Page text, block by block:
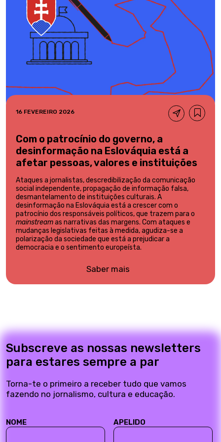
16 FEVEREIRO 2026
Com o patrocínio do governo, a
desinformação na Eslováquia está a
afetar pessoas, valores e instituições
Ataques a jornalistas, descredibilização da comunicação
social independente, propagação de informação falsa,
desmantelamento de instituições culturais. A
desinformação na Eslováquia está a crescer com o
patrocínio dos responsáveis políticos, que trazem para o
mainstreamas narrativas das margens. Com ataques e
mudanças legislativas feitas à medida, agudiza-se a
polarização da sociedade que está a prejudicar a
democracia e o sentimento europeísta.
Saber mais
Subscreve as nossas newsletters
para estares sempre a par
Torna-te o primeiro a receber tudo que vamos
fazendo no jornalismo, cultura e educação.
NOME APELIDO